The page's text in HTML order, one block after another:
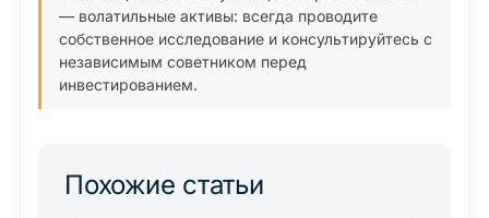
— волатильные активы: всегда проводите
собственное исследование и консультируйтесь с
независимым советником перед
инвестированием.
Похожие статьи